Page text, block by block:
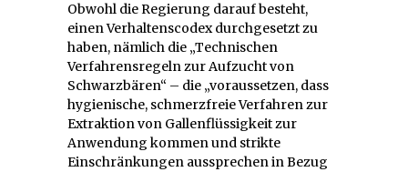
Obwohl die Regierung darauf besteht,
einen Verhaltenscodex durchgesetzt zu
haben, nämlich die „Technischen
Verfahrensregeln zur Aufzucht von
Schwarzbären“ – die „voraussetzen, dass
hygienische, schmerzfreie Verfahren zur
Extraktion von Gallenflüssigkeit zur
Anwendung kommen und strikte
Einschränkungen aussprechen in Bezug